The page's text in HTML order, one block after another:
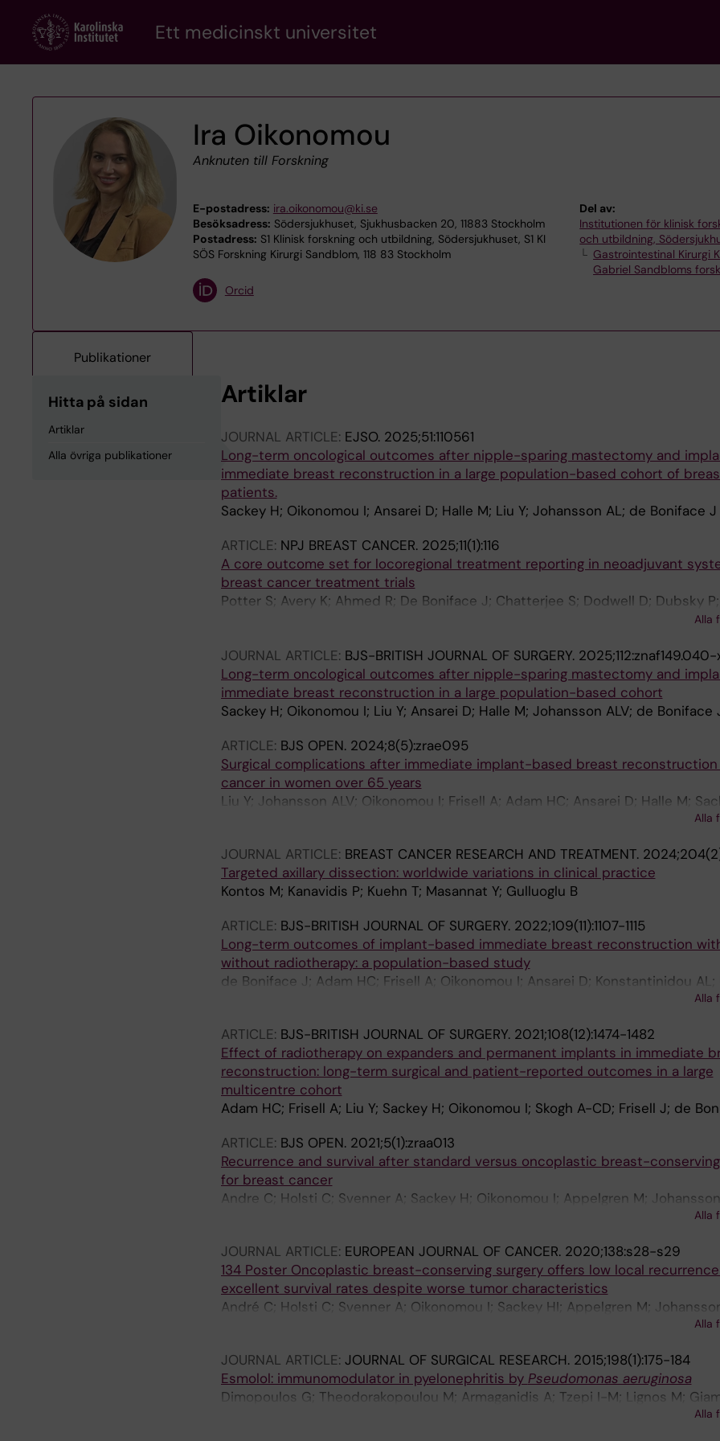
content
Ett medicinskt universitet
Ira Oikonomou
Anknuten till Forskning
E-postadress: ira.oikonomou@ki.se
Besöksadress: Södersjukhuset, Sjukhusbacken 20, 11883 Stockholm
Postadress: S1 Klinisk forskning och utbildning, Södersjukhuset, S1 KI
SÖS Forskning Kirurgi Sandblom, 118 83 Stockholm
Del av:
Institutionen för klinisk
och utbildning,
Gastrointestinal Kirurgi
Gabriel Sandbloms
Orcid
Publikationer
Hitta på sidan
Artiklar
Alla övriga publikationer
Artiklar
JOURNAL ARTICLE: EJSO. 2025;51:110561
Long-term oncological outcomes after nipple-sparing mastectomy and
immediate breast reconstruction in a large population-based cohort of
patients.
Sackey H; Oikonomou I; Ansarei D; Halle M; Liu Y; Johansson AL; de Boniface J
ARTICLE: NPJ BREAST CANCER. 2025;11(1):116
A core outcome set for locoregional treatment reporting in neoadjuvant
breast cancer treatment trials
Potter S; Avery K; Ahmed R; De Boniface J; Chatterjee S; Dodwell D; Dubsky P;
Federmann J; Finestone S; Gnant M; Hlauschek D; Iwata H; Jiang MY; Kaidar-
Spillane AJ; Thompson AM; Werutsky G; Wittmann P; Wright JL; Zdenkowski N;
McIntosh SA
Alla
JOURNAL ARTICLE: BJS-BRITISH JOURNAL OF SURGERY. 2025;112:znaf149.040-
Long-term oncological outcomes after nipple-sparing mastectomy and
immediate breast reconstruction in a large population-based cohort
Sackey H; Oikonomou I; Liu Y; Ansarei D; Halle M; Johansson ALV; de Boniface
ARTICLE: BJS OPEN. 2024;8(5):zrae095
Surgical complications after immediate implant-based breast
cancer in women over 65 years
Liu Y; Johansson ALV; Oikonomou I; Frisell A; Adam HC; Ansarei D; Halle M;
Alla
JOURNAL ARTICLE: BREAST CANCER RESEARCH AND TREATMENT.
Targeted axillary dissection: worldwide variations in clinical practice
Kontos M; Kanavidis P; Kuehn T; Masannat Y; Gulluoglu B
ARTICLE: BJS-BRITISH JOURNAL OF SURGERY. 2022;109(11):1107-1115
Long-term outcomes of implant-based immediate breast reconstruction
without radiotherapy: a population-based study
de Boniface J; Adam HC; Frisell A; Oikonomou I; Ansarei D; Konstantinidou AL;
Alla
ARTICLE: BJS-BRITISH JOURNAL OF SURGERY. 2021;108(12):1474-1482
Effect of radiotherapy on expanders and permanent implants in immediate
reconstruction: long-term surgical and patient-reported outcomes in a large
multicentre cohort
Adam HC; Frisell A; Liu Y; Sackey H; Oikonomou I; Skogh A-CD; Frisell J; de
ARTICLE: BJS OPEN. 2021;5(1):zraa013
Recurrence and survival after standard versus oncoplastic breast-
for breast cancer
Andre C; Holsti C; Svenner A; Sackey H; Oikonomou I; Appelgren M;
Alla
JOURNAL ARTICLE: EUROPEAN JOURNAL OF CANCER. 2020;138:s28-s29
134 Poster Oncoplastic breast-conserving surgery offers low local
excellent survival rates despite worse tumor characteristics
André C; Holsti C; Svenner A; Oikonomou I; Sackey HI; Appelgren M;
Alla
JOURNAL ARTICLE: JOURNAL OF SURGICAL RESEARCH. 2015;198(1):175-184
Esmolol: immunomodulator in pyelonephritis by Pseudomonas aeruginosa
Dimopoulos G; Theodorakopoulou M; Armaganidis A; Tzepi I-M; Lignos M;
Alla